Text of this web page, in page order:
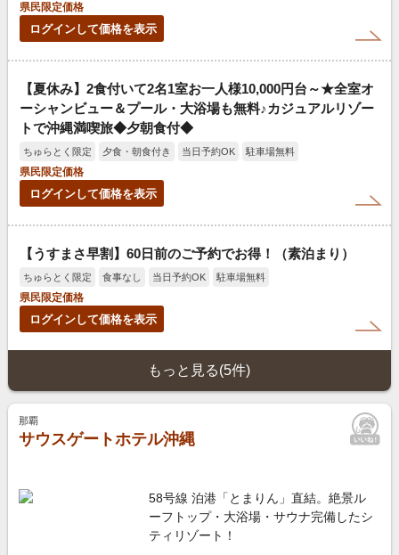
県民限定価格
ログインして価格を表示
【夏休み】2食付いて2名1室お一人様10,000円台～★全室オ
ーシャンビュー＆プール・大浴場も無料♪カジュアルリゾー
トで沖縄満喫旅◆夕朝食付◆
ちゅらとく限定 夕食・朝食付き 当日予約OK
駐車場無料
県民限定価格
ログインして価格を表示
【うすまさ早割】60日前のご予約でお得！（素泊まり）
ちゅらとく限定 食事なし 当日予約OK
駐車場無料
県民限定価格
ログインして価格を表示
もっと見る(5件)
那覇
サウスゲートホテル沖縄
58号線 泊港「とまりん」直結。絶景ル
ーフトップ・大浴場・サウナ完備したシ
ティリゾート！